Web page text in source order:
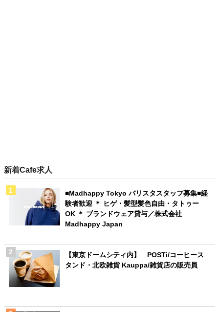
新着Cafe求人
■Madhappy Tokyo バリスタスタッフ募集■経
験者歓迎 ＊ ヒゲ・髪型髪色自由・タトゥー
OK ＊ ブランドウェア貸与／株式会社
Madhappy Japan
【東京ドームシティ内】 POSTi/コーヒース
タンド・北欧雑貨 Kauppa/雑貨店の販売員